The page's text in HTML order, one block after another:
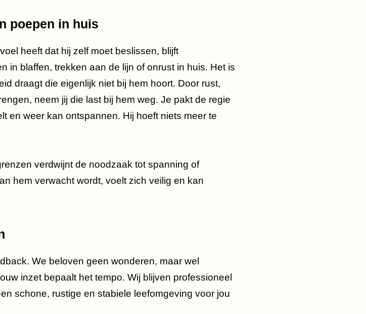
poepen in huis
heeft dat hij zelf moet beslissen, blijft
in blaffen, trekken aan de lijn of onrust in huis. Het is
draagt die eigenlijk niet bij hem hoort. Door rust,
neem jij die last bij hem weg. Je pakt de regie
en weer kan ontspannen. Hij hoeft niets meer te
verdwijnt de noodzaak tot spanning of
hem verwacht wordt, voelt zich veilig en kan
We beloven geen wonderen, maar wel
inzet bepaalt het tempo. Wij blijven professioneel
schone, rustige en stabiele leefomgeving voor jou